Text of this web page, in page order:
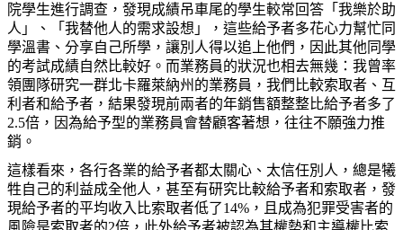
院學生進行調查，發現成績吊車尾的學生較常回答「我樂於助
人」、「我替他人的需求設想」，這些給予者多花心力幫忙同
學溫書、分享自己所學，讓別人得以追上他們，因此其他同學
的考試成績自然比較好。而業務員的狀況也相去無幾：我曾率
領團隊研究一群北卡羅萊納州的業務員，我們比較索取者、互
利者和給予者，結果發現前兩者的年銷售額整整比給予者多了
2.5倍，因為給予型的業務員會替顧客著想，往往不願強力推
銷。
這樣看來，各行各業的給予者都太關心、太信任別人，總是犧
牲自己的利益成全他人，甚至有研究比較給予者和索取者，發
現給予者的平均收入比索取者低了14% ，且成為犯罪受害者的
風險是索取者的2倍，此外給予者被認為其權勢和主導權比索